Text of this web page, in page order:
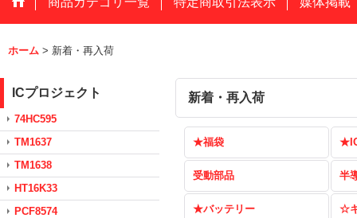
ホーム > 新着・再入荷
ICプロジェクト
74HC595
TM1637
TM1638
HT16K33
PCF8574
新着・再入荷
★福袋
受動部品 半
★バッテリー ☆